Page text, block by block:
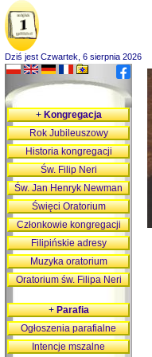
Dziś jest Czwartek, 6 sierpnia 2026
+Kongregacja
Rok Jubileuszowy
Historia kongregacji
Św. Filip Neri
Św. Jan Henryk Newman
Święci Oratorium
Członkowie kongregacji
Filipińskie adresy
Muzyka oratorium
Oratorium św. Filipa Neri
+Parafia
Ogłoszenia parafialne
Intencje mszalne